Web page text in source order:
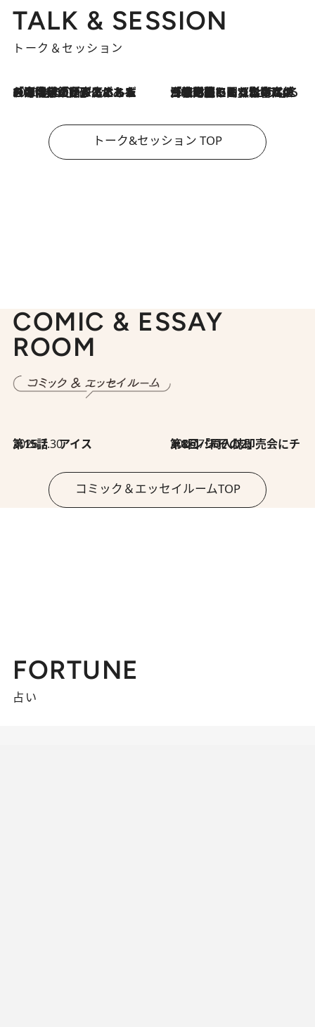
TALK & SESSION
トーク＆セッション
2026.8.3
「今後値上げがあるとすれば…」「リスクがあるのは今年の冬」エネルギー専門家が語る、ホルムズ海峡封鎖が家庭にもたらす“ある心配” 2026.8.3
「住宅建てられない…」「サーチャージ料の高値が続いている」ホルムズ海峡封鎖による影響はいつまで続く？《エネルギー専門家に聞く“どうなる日本の暮らし”》
トーク&セッション TOP
COMIC & ESSAY
ROOM
2026.7.30
第15話 アイス 2026.7.30
第8回「同人誌即売会にチャレンジ その2」
コミック＆エッセイルームTOP
FORTUNE
占い